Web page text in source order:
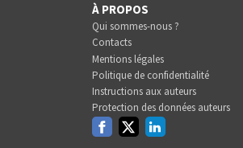
À PROPOS
Qui sommes-nous ?
Contacts
Mentions légales
Politique de confidentialité
Instructions aux auteurs
Protection des données auteurs
FacebookTwitterLinkedin